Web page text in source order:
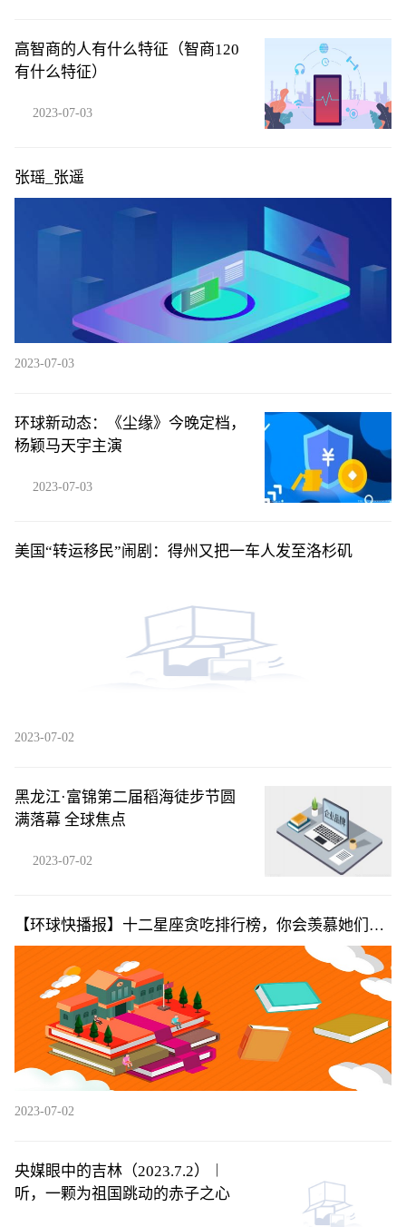
高智商的人有什么特征（智商120
有什么特征）
2023-07-03
张瑶_张遥
2023-07-03
环球新动态：《尘缘》今晚定档，
杨颖马天宇主演
2023-07-03
美国“转运移民”闹剧：得州又把一车人发至洛杉矶
2023-07-02
黑龙江·富锦第二届稻海徒步节圆
满落幕 全球焦点
2023-07-02
【环球快播报】十二星座贪吃排行榜，你会羡慕她们还
是嫉妒呢
2023-07-02
央媒眼中的吉林（2023.7.2）︱
听，一颗为祖国跳动的赤子之心